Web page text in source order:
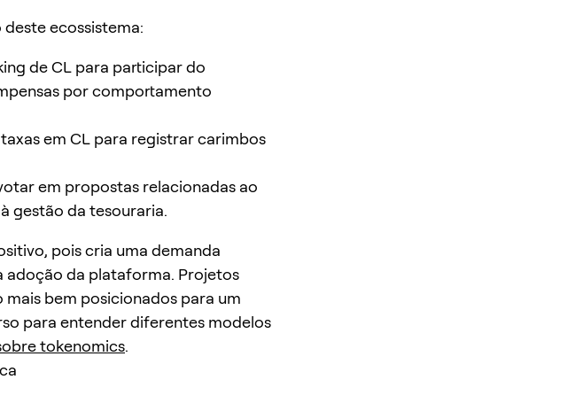
ecossistema:
de CL para participar do
por comportamento
em CL para registrar carimbos
em propostas relacionadas ao
gestão da tesouraria.
pois cria uma demanda
da plataforma. Projetos
bem posicionados para um
para entender diferentes modelos
tokenomics.